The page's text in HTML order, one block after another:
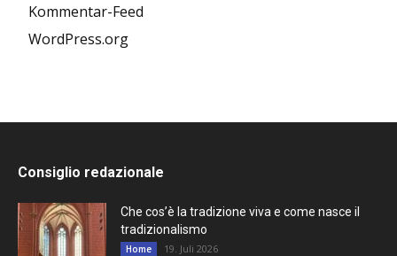
Kommentar-Feed
WordPress.org
Consiglio redazionale
Che cos’è la tradizione viva e come nasce il
tradizionalismo
Home 19. Juli 2026